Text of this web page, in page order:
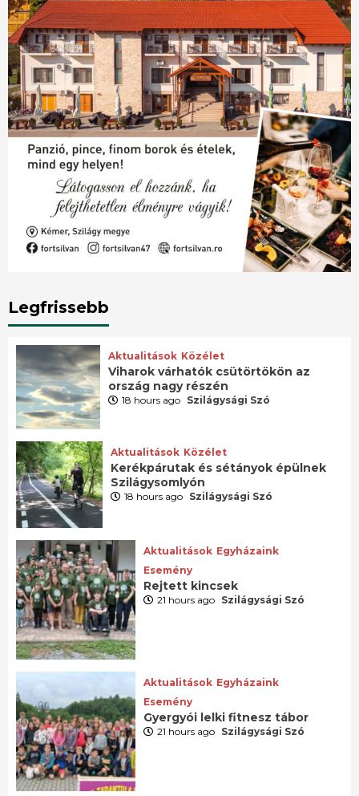
Legfrissebb
Aktualitások Közélet
Viharok várhatók csütörtökön az
ország nagy részén
18 hours ago Szilágysági Szó
Aktualitások Közélet
Kerékpárutak és sétányok épülnek
Szilágysomlyón
18 hours ago Szilágysági Szó
Aktualitások Egyházaink
Esemény
Rejtett kincsek
21 hours ago Szilágysági Szó
Aktualitások Egyházaink
Esemény
Gyergyói lelki fitnesz tábor
21 hours ago Szilágysági Szó